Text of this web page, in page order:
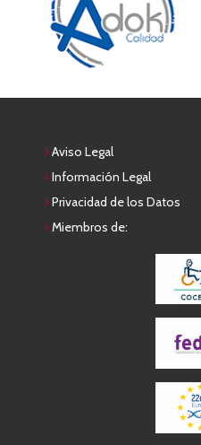
Aviso Legal
Información Legal
Privacidad de los Datos
Miembros de: